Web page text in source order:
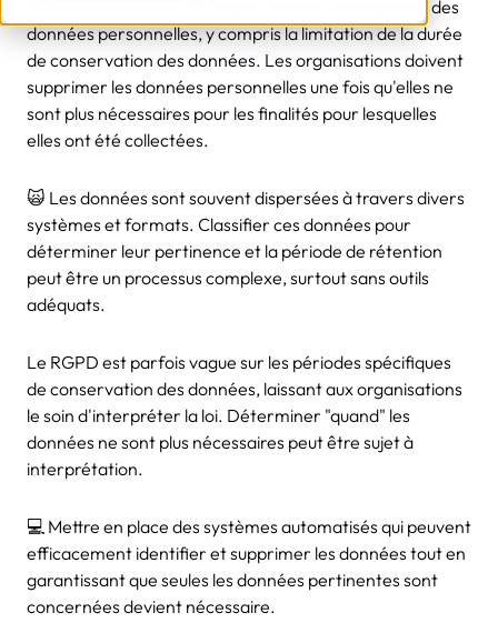
🗑️ Le RGPD impose des règles strictes sur la gestion des
données personnelles, y compris la limitation de la durée
de conservation des données. Les organisations doivent
supprimer les données personnelles une fois qu'elles ne
sont plus nécessaires pour les finalités pour lesquelles
elles ont été collectées.
🙀 Les données sont souvent dispersées à travers divers
systèmes et formats. Classifier ces données pour
déterminer leur pertinence et la période de rétention
peut être un processus complexe, surtout sans outils
adéquats.
Le RGPD est parfois vague sur les périodes spécifiques
de conservation des données, laissant aux organisations
le soin d'interpréter la loi. Déterminer "quand" les
données ne sont plus nécessaires peut être sujet à
interprétation.
💻 Mettre en place des systèmes automatisés qui peuvent
efficacement identifier et supprimer les données tout en
garantissant que seules les données pertinentes sont
concernées devient nécessaire.